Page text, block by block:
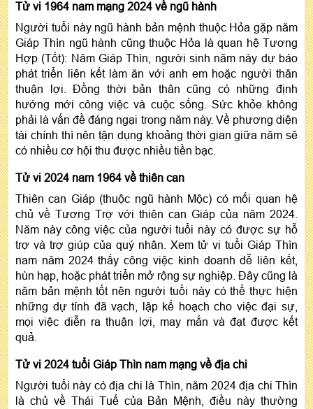
Tử vi 1964 nam mạng 2024 về ngũ hành
Người tuổi này ngũ hành bản mệnh thuộc Hỏa gặp năm
Giáp Thìn ngũ hành cũng thuộc Hỏa là quan hệ Tương
Hợp (Tốt): Năm Giáp Thìn, người sinh năm này dự báo
phát triển liên kết làm ăn với anh em hoặc người thân
thuận lợi. Đồng thời bản thân cũng có những định
hướng mới công việc và cuộc sống. Sức khỏe không
phải là vấn đề đáng ngại trong năm này. Về phương diện
tài chính thì nên tận dụng khoảng thời gian giữa năm sẽ
có nhiều cơ hội thu được nhiều tiền bạc.
Tử vi 2024 nam 1964 về thiên can
Thiên can Giáp (thuộc ngũ hành Mộc) có mối quan hệ
chủ về Tương Trợ với thiên can Giáp của năm 2024.
Năm này công việc của người tuổi này có được sự hỗ
trợ và trợ giúp của quý nhân. Xem tử vi tuổi Giáp Thìn
nam năm 2024 thấy công việc kinh doanh dễ liên kết,
hùn hạp, hoặc phát triển mở rộng sự nghiệp. Đây cũng là
năm bản mệnh tốt nên người tuổi này có thể thực hiện
những dự tính đã vạch, lập kế hoạch cho việc đại sự,
mọi việc diễn ra thuận lợi, may mắn và đạt được kết
quả.
Tử vi 2024 tuổi Giáp Thìn nam mạng về địa chi
Người tuổi này có địa chi là Thìn, năm 2024 địa chi Thìn
là chủ về Thái Tuế của Bản Mệnh, điều này thường